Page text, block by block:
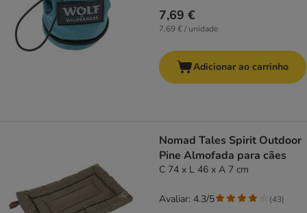
7,69 €
7,69 € / unidade
Adicionar ao carrinho
Nomad Tales Spirit Outdoor
Pine Almofada para cães
C 74 x L 46 x A 7 cm
Avaliar: 4.3/5 (43)